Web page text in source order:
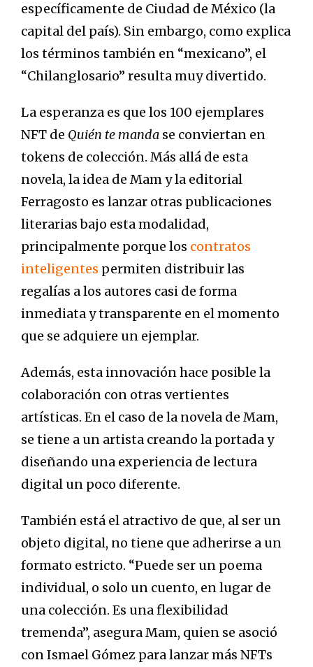
específicamente de Ciudad de México (la
capital del país). Sin embargo, como explica
los términos también en “mexicano”, el
“Chilanglosario” resulta muy divertido.
La esperanza es que los 100 ejemplares
NFT de Quién te manda se conviertan en
tokens de colección. Más allá de esta
novela, la idea de Mam y la editorial
Ferragosto es lanzar otras publicaciones
literarias bajo esta modalidad,
principalmente porque los contratos
inteligentes permiten distribuir las
regalías a los autores casi de forma
inmediata y transparente en el momento
que se adquiere un ejemplar.
Además, esta innovación hace posible la
colaboración con otras vertientes
artísticas. En el caso de la novela de Mam,
se tiene a un artista creando la portada y
diseñando una experiencia de lectura
digital un poco diferente.
También está el atractivo de que, al ser un
objeto digital, no tiene que adherirse a un
formato estricto. “Puede ser un poema
individual, o solo un cuento, en lugar de
una colección. Es una flexibilidad
tremenda”, asegura Mam, quien se asoció
con Ismael Gómez para lanzar más NFTs